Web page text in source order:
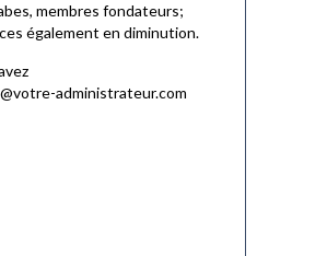
membres fondateurs;
également en diminution.
administrateur.com